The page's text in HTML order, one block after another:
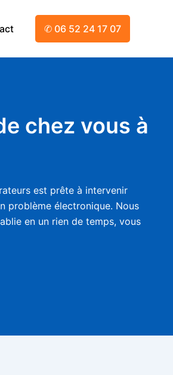
✆ 06 52 24 17 07
chez vous à
est prête à intervenir
problème électronique. Nous
en un rien de temps, vous